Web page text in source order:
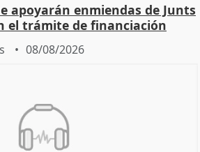
apoyarán enmiendas de Junts
el trámite de financiación
08/08/2026